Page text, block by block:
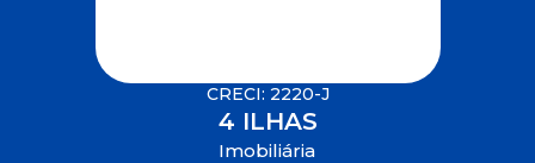
CRECI: 2220-J
4 ILHAS
Imobiliária